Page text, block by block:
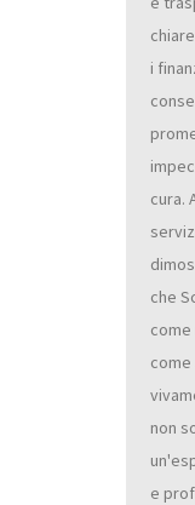
i
cura.
che
come
non
e